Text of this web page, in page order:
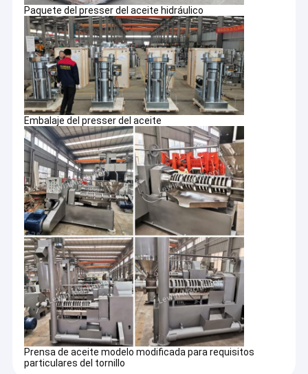
Paquete del presser del aceite hidráulico
Embalaje del presser del aceite
Prensa de aceite modelo modificada para requisitos
particulares del tornillo